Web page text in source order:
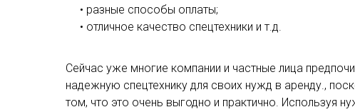
• разные способы оплаты;
• отличное качество спецтехники и т.д.
Сейчас уже многие компании и частные лица
надежную спецтехнику для своих нужд в аренду.,
том, что это очень выгодно и практично. Используя